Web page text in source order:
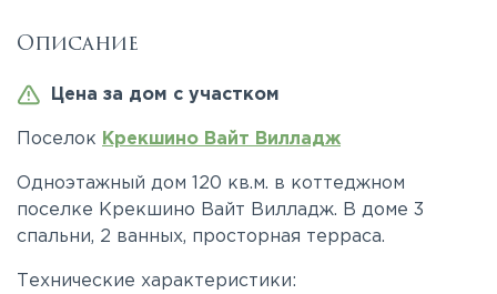
Описание
Цена за дом с участком
Поселок Крекшино Вайт Вилладж
Одноэтажный дом 120 кв.м. в коттеджном
поселке Крекшино Вайт Вилладж. В доме 3
спальни, 2 ванных, просторная терраса.
Технические характеристики: